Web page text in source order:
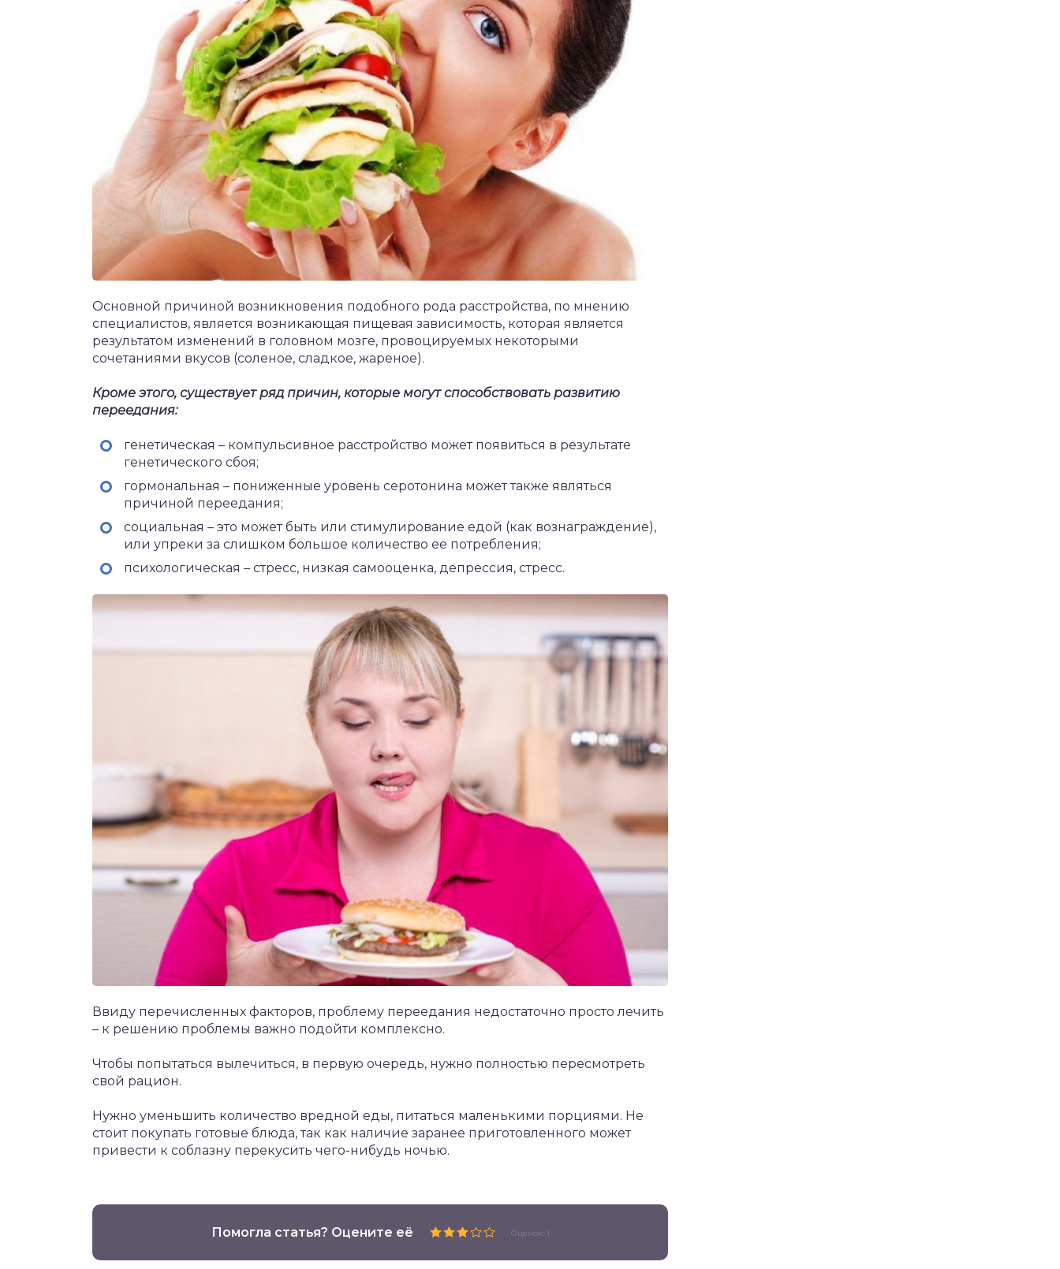
Основной причиной возникновения подобного рода расстройства, по мнению
специалистов, является возникающая пищевая зависимость, которая является
результатом изменений в головном мозге, провоцируемых некоторыми
сочетаниями вкусов (соленое, сладкое, жареное).
Кроме этого, существует ряд причин, которые могут способствовать развитию
переедания:
генетическая – компульсивное расстройство может появиться в результате
генетического сбоя;
гормональная – пониженные уровень серотонина может также являться
причиной переедания;
социальная – это может быть или стимулирование едой (как вознаграждение),
или упреки за слишком большое количество ее потребления;
психологическая – стресс, низкая самооценка, депрессия, стресс.
Ввиду перечисленных факторов, проблему переедания недостаточно просто лечить
– к решению проблемы важно подойти комплексно.
Чтобы попытаться вылечиться, в первую очередь, нужно полностью пересмотреть
свой рацион.
Нужно уменьшить количество вредной еды, питаться маленькими порциями. Не
стоит покупать готовые блюда, так как наличие заранее приготовленного может
привести к соблазну перекусить чего-нибудь ночью.
Помогла статья? Оцените её Оценок: 1